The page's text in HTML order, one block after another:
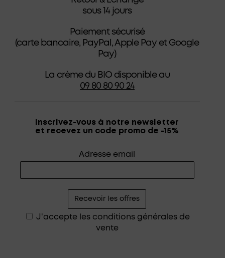
sous 14 jours
Paiement sécurisé
(carte bancaire, PayPal, Apple Pay et Google
Pay)
La crème du BIO disponible au
09 80 80 90 24
Inscrivez-vous à notre newsletter
et recevez un code promo de -15%
Adresse email
J'accepte les conditions générales de
vente